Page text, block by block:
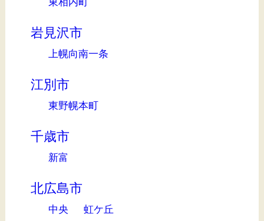
岩見沢市
上幌向南一条
江別市
東野幌本町
千歳市
新富
北広島市
中央 虹ケ丘